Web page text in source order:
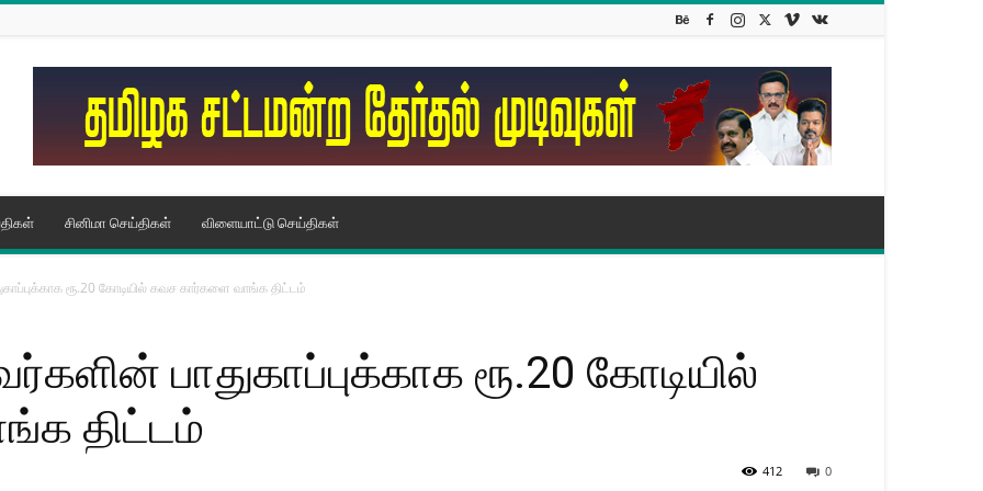
சினிமா செய்திகள் விளையாட்டு செய்திகள்
ரூ.20 கோடியில் கவச கார்களை வாங்க திட்டம்
பாதுகாப்புக்காக ரூ.20 கோடியில்
திட்டம்
0
412